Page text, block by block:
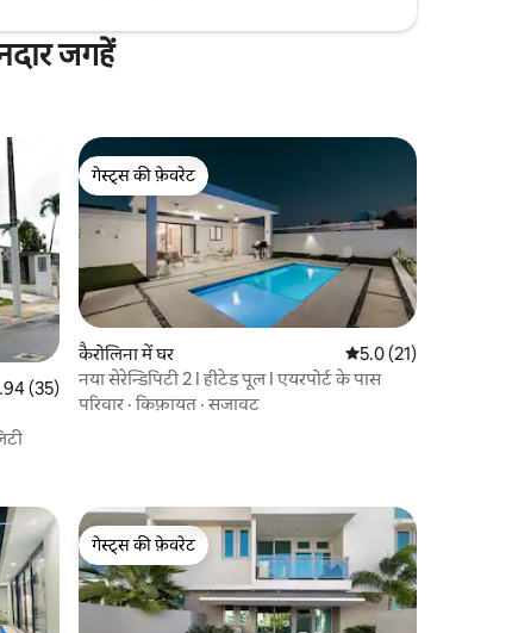
जगहें
रेटिंग 5 में से 4.94, 35 समीक्षाएँ
(35)
गेस्ट्स की फ़ेवरेट
गेस्ट्स की फ़ेवरेट
कैरोलिना में घर औसत रेटिंग 5 में से 5.0,
5.0 (21)
नया सेरेन्डिपिटी 2 I हीटेड पूल I एयरपोर्ट के पास
परिवार ·किफ़ायत ·सजावट
गेस्ट्स की फ़ेवरेट
गेस्ट्स की फ़ेवरेट